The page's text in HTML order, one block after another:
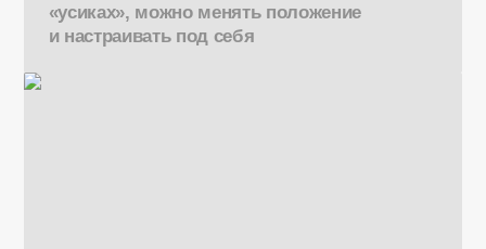
«усиках», можно менять положение
и настраивать под себя